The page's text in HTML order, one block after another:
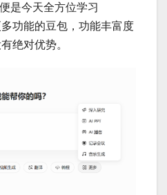
是今天全方位学习
功能的豆包，功能丰富度
绝对优势。